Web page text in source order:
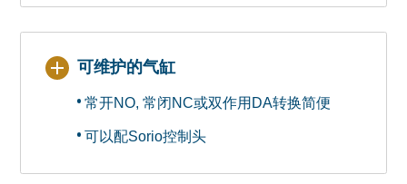
可维护的气缸
常开NO, 常闭NC或双作用DA转换简便
可以配Sorio控制头